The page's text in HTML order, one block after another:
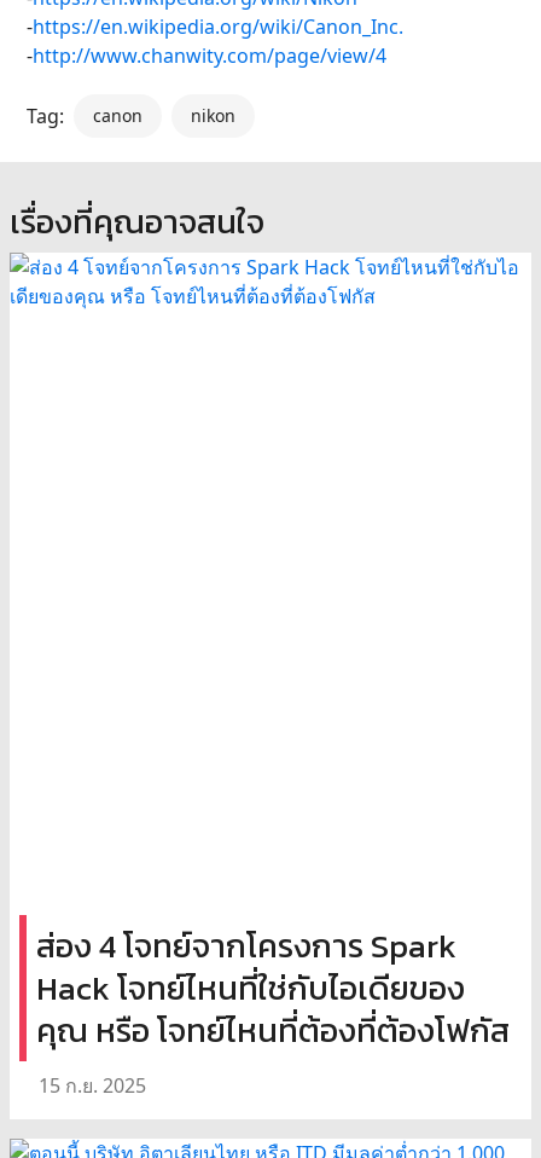
-https://en.wikipedia.org/wiki/Canon_Inc.
-http://www.chanwity.com/page/view/4
Tag: canon nikon
เรื่องที่คุณอาจสนใจ
ส่อง 4 โจทย์จากโครงการ Spark
Hack โจทย์ไหนที่ใช่กับไอเดียของ
คุณ หรือ โจทย์ไหนที่ต้องที่ต้องโฟกัส
15 ก.ย. 2025